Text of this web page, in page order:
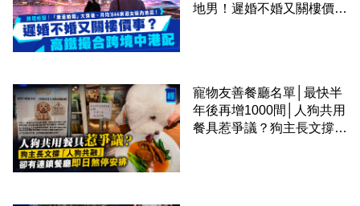
地男！遲婚不婚又關樓價
寵物友善餐廳名單│最快半
年後再增1000間│人狗共用
餐具惹爭議？狗主長文撐